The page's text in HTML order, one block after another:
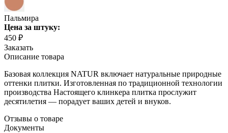
Пальмира
Цена за штуку:
450 ₽
Заказать
Описание товара
Базовая коллекция NATUR включает натуральные природные
оттенки плитки. Изготовленная по традиционной технологии
производства Настоящего клинкера плитка прослужит
десятилетия — порадует ваших детей и внуков.
Отзывы о товаре
Документы